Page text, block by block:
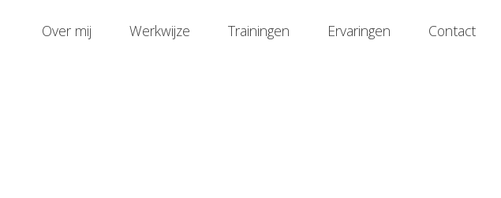
Over mij Werkwijze Trainingen Ervaringen Contact